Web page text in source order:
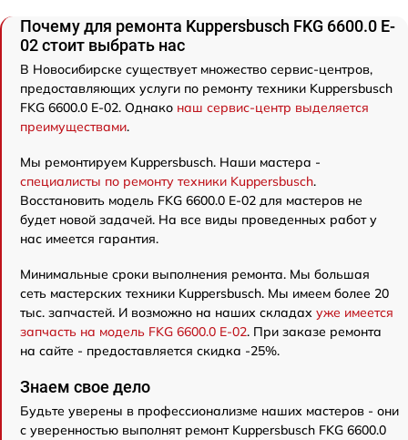
Почему для ремонта Kuppersbusch FKG 6600.0 E-
02 стоит выбрать нас
В Новосибирске существует множество сервис-центров,
предоставляющих услуги по ремонту техники Kuppersbusch
FKG 6600.0 E-02. Однако наш сервис-центр выделяется
преимуществами.
Мы ремонтируем Kuppersbusch. Наши мастера -
специалисты по ремонту техники Kuppersbusch.
Восстановить модель FKG 6600.0 E-02 для мастеров не
будет новой задачей. На все виды проведенных работ у
нас имеется гарантия.
Минимальные сроки выполнения ремонта. Мы большая
сеть мастерских техники Kuppersbusch. Мы имеем более 20
тыс. запчастей. И возможно на наших складах уже имеется
запчасть на модель FKG 6600.0 E-02. При заказе ремонта
на сайте - предоставляется скидка -25%.
Знаем свое дело
Будьте уверены в профессионализме наших мастеров - они
с уверенностью выполнят ремонт Kuppersbusch FKG 6600.0